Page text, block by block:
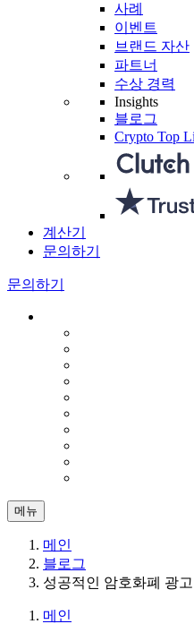
사례
이벤트
브랜드 자산
파트너
수상 경력
Insights
블로그
Crypto Top
계산기
문의하기
문의하기
메뉴
메인
블로그
성공적인 암호화폐 광
메인